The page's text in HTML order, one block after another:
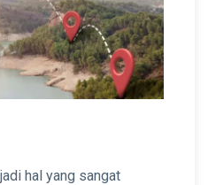
hal yang sangat